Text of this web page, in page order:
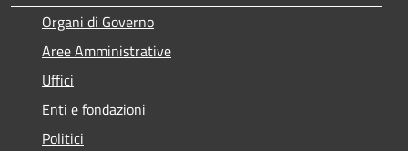
Organi di Governo
Aree Amministrative
Uffici
Enti e fondazioni
Politici